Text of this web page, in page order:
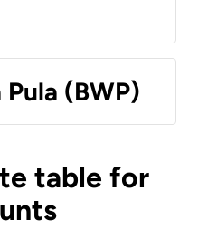
(BWP)
table for